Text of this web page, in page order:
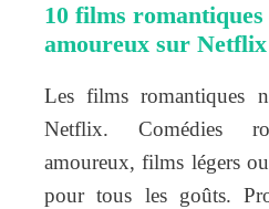
10 films
amoureux sur Netflix
Les films romantiques
Netflix. Comédies
amoureux, films légers
pour tous les goûts.